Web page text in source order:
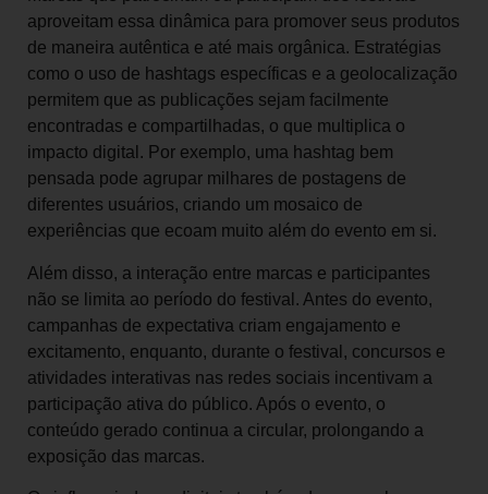
aproveitam essa dinâmica para promover seus produtos
de maneira autêntica e até mais orgânica. Estratégias
como o uso de hashtags específicas e a geolocalização
permitem que as publicações sejam facilmente
encontradas e compartilhadas, o que multiplica o
impacto digital. Por exemplo, uma hashtag bem
pensada pode agrupar milhares de postagens de
diferentes usuários, criando um mosaico de
experiências que ecoam muito além do evento em si.
Além disso, a interação entre marcas e participantes
não se limita ao período do festival. Antes do evento,
campanhas de expectativa criam engajamento e
excitamento, enquanto, durante o festival, concursos e
atividades interativas nas redes sociais incentivam a
participação ativa do público. Após o evento, o
conteúdo gerado continua a circular, prolongando a
exposição das marcas.